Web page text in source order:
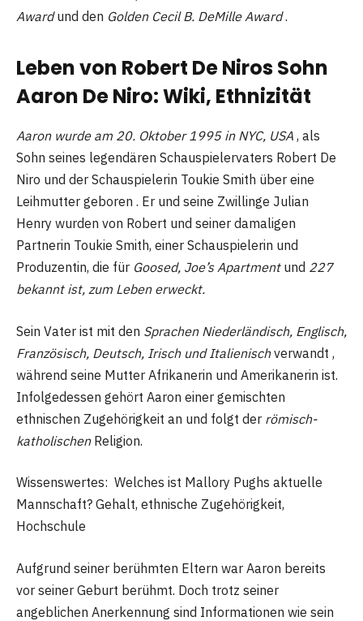
Awardund den Golden Cecil B. DeMille Award.
Leben von Robert De Niros Sohn
Aaron De Niro: Wiki, Ethnizität
Aaron wurde am 20. Oktober 1995 in NYC, USA , als
Sohn seines legendären Schauspielervaters Robert De
Niro und der Schauspielerin Toukie Smith über eine
Leihmutter geboren . Er und seine Zwillinge Julian
Henry wurden von Robert und seiner damaligen
Partnerin Toukie Smith, einer Schauspielerin und
Produzentin, die für Goosed, Joe’s Apartmentund 227
bekannt ist, zum Leben erweckt.
Sein Vater ist mit den Sprachen Niederländisch, Englisch,
Französisch, Deutsch, Irisch und Italienischverwandt ,
während seine Mutter Afrikanerin und Amerikanerin ist.
Infolgedessen gehört Aaron einer gemischten
ethnischen Zugehörigkeit an und folgt der römisch-
katholischenReligion.
Wissenswertes: Welches ist Mallory Pughs aktuelle
Mannschaft? Gehalt, ethnische Zugehörigkeit,
Hochschule
Aufgrund seiner berühmten Eltern war Aaron bereits
vor seiner Geburt berühmt. Doch trotz seiner
angeblichen Anerkennung sind Informationen wie sein